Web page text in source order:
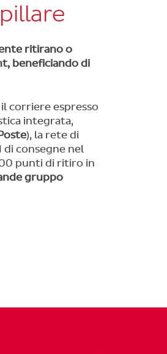
ritirano o
beneficiando di
il corriere espresso
integrata,
), la rete di
di consegne nel
punti di ritiro in
gruppo